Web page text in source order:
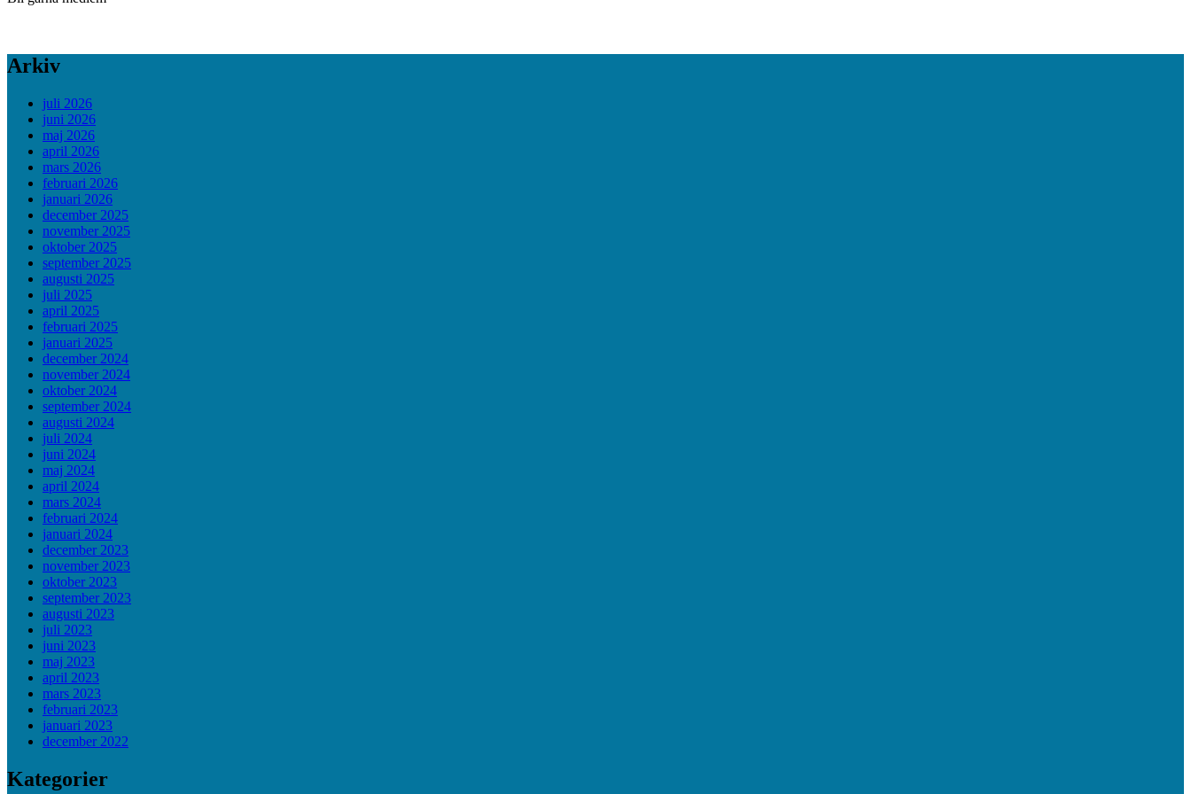
Arkiv
juli 2026
juni 2026
maj 2026
april 2026
mars 2026
februari 2026
januari 2026
december 2025
november 2025
oktober 2025
september 2025
augusti 2025
juli 2025
april 2025
februari 2025
januari 2025
december 2024
november 2024
oktober 2024
september 2024
augusti 2024
juli 2024
juni 2024
maj 2024
april 2024
mars 2024
februari 2024
januari 2024
december 2023
november 2023
oktober 2023
september 2023
augusti 2023
juli 2023
juni 2023
maj 2023
april 2023
mars 2023
februari 2023
januari 2023
december 2022
Kategorier